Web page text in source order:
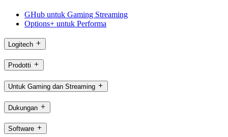
GHub untuk Gaming Streaming
Options+ untuk Performa
Logitech
Prodotti
Untuk Gaming dan Streaming
Dukungan
Software